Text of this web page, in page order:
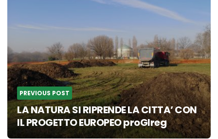
PREVIOUS POST
LA NATURA SI RIPRENDE LA CITTA’ CON
IL PROGETTO EUROPEO proGIreg